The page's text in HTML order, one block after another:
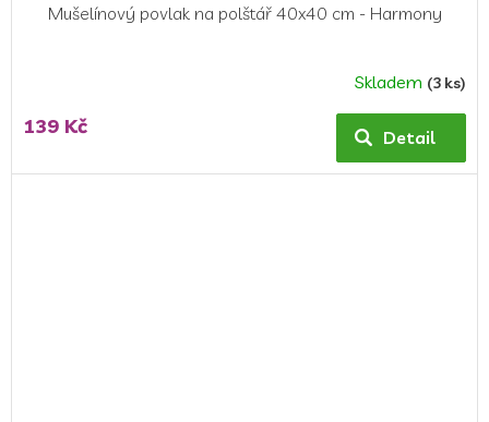
Mušelínový povlak na polštář 40x40 cm - Harmony
Skladem (3 ks)
139 Kč Detail